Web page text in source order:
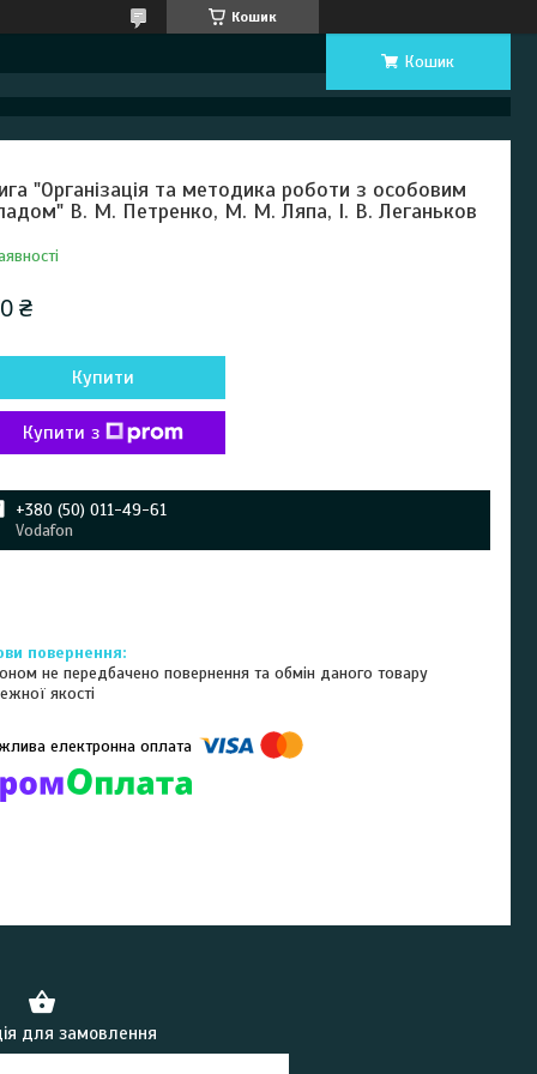
Кошик
Кошик
"Організація та методика роботи з особовим
В. М. Петренко, М. М. Ляпа, І. В. Леганьков
₴
Купити
Купити з
+380 (50) 011-49-61
Vodafon
не передбачено повернення та обмін даного товару
якості
для замовлення